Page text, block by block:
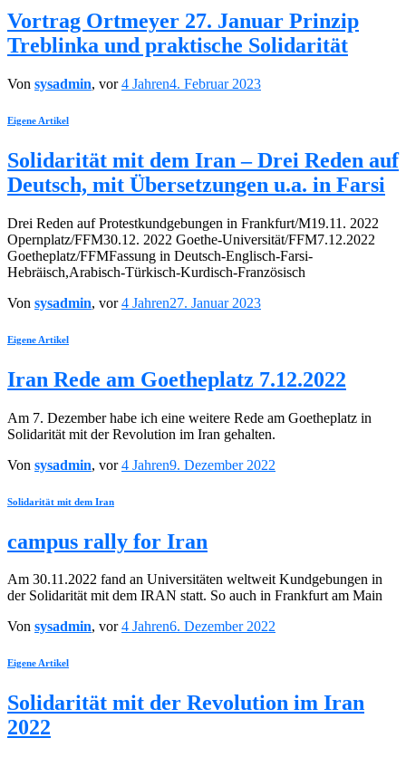
Vortrag Ortmeyer 27. Januar Prinzip
Treblinka und praktische Solidarität
Von sysadmin, vor4 Jahren4. Februar 2023
Eigene Artikel
Solidarität mit dem Iran – Drei Reden auf
Deutsch, mit Übersetzungen u.a. in Farsi
Drei Reden auf Protestkundgebungen in Frankfurt/M19.11. 2022
Opernplatz/FFM30.12. 2022 Goethe-Universität/FFM7.12.2022
Goetheplatz/FFMFassung in Deutsch-Englisch-Farsi-
Hebräisch,Arabisch-Türkisch-Kurdisch-Französisch
Von sysadmin, vor4 Jahren27. Januar 2023
Eigene Artikel
Iran Rede am Goetheplatz 7.12.2022
Am 7. Dezember habe ich eine weitere Rede am Goetheplatz in
Solidarität mit der Revolution im Iran gehalten.
Von sysadmin, vor4 Jahren9. Dezember 2022
Solidarität mit dem Iran
campus rally for Iran
Am 30.11.2022 fand an Universitäten weltweit Kundgebungen in
der Solidarität mit dem IRAN statt. So auch in Frankfurt am Main
Von sysadmin, vor4 Jahren6. Dezember 2022
Eigene Artikel
Solidarität mit der Revolution im Iran
2022